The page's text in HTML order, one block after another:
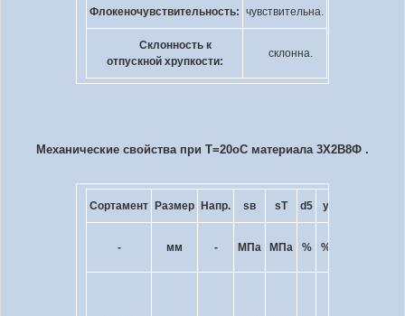
Флокеночувствительность: чувствительна.
Склонность к
отпускной хрупкости:
склонна.
Механические свойства при Т=20oС материала 3Х2В8Ф .
Сортамент Размер Напр. sв sT d5 y
- мм - МПа МПа % %